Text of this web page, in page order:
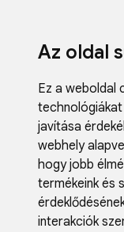
Az oldal
Ez a weboldal
technológiákat
javítása
webhely
hogy jobb
termékeink és
interakciók